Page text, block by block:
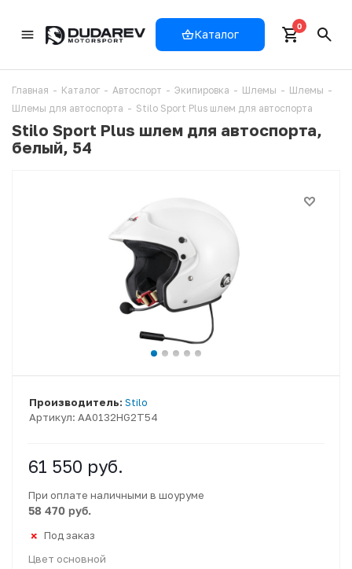
Каталог
0
Главная - Каталог - Автоспорт - Экипировка - Шлемы - Шлемы -
Шлемы для автоспорта - Stilo Sport Plus шлем для автоспорта
Stilo Sport Plus шлем для автоспорта,
белый, 54
Артикул: AA0132HG2T54
Производитель: Stilo
61 550 руб.
При оплате наличными в шоуруме
58 470 руб.
Под заказ
Цвет основной